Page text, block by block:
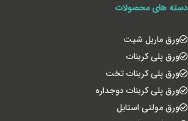
دسته های محصولات
ورق ماربل شیت
ورق پلی کربنات
ورق پلی کربنات تخت
ورق پلی کربنات دوجداره
ورق مولتی استایل